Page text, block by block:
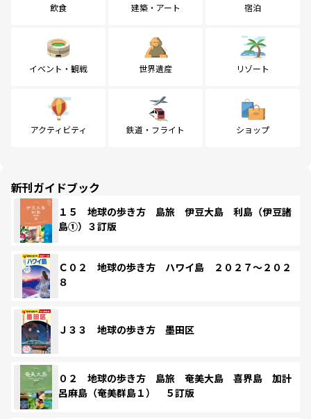
飲食 建築・アート 宿泊
イベント・観戦 世界遺産 リゾート
アクティビティ 鉄道・フライト ショップ
新刊ガイドブック
１５ 地球の歩き方 島旅 伊豆大島 利島（伊豆諸
島①）３訂版
Ｃ０２ 地球の歩き方 ハワイ島 ２０２７～２０２
８
Ｊ３３ 地球の歩き方 墨田区
０２ 地球の歩き方 島旅 奄美大島 喜界島 加計
呂麻島（奄美群島１） ５訂版